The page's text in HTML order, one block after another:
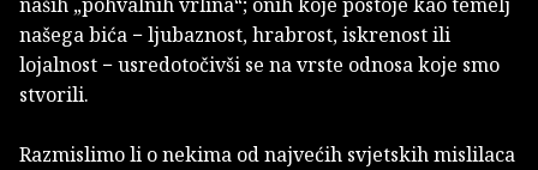
našega bića − ljubaznost, hrabrost, iskrenost ili
lojalnost − usredotočivši se na vrste odnosa koje smo
stvorili.
Razmislimo li o nekima od najvećih svjetskih mislilaca